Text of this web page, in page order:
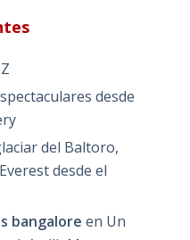
desde
del Baltoro,
desde el
bangalore en Un